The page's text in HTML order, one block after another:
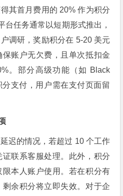
其首月费用的 20% 作为积分
台任务通常以短期形式推出，
调研，奖励积分在 5-20 美元
账户无欠费，且单次抵扣金
。部分高级功能（如 Black
支付，用户需在支付页面留
迟的情况，若超过 10 个工作
联系客服处理。此外，积分
本人账户使用。若在积分有
余积分将立即失效。对于企